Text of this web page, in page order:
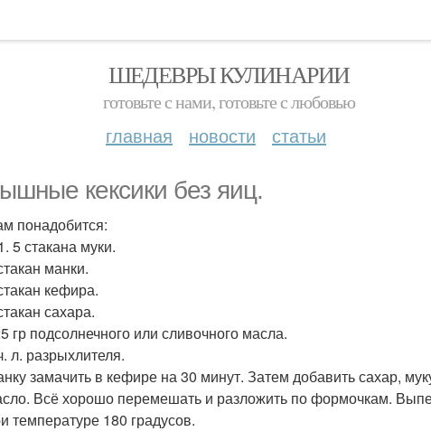
ШЕДЕВРЫ КУЛИНАРИИ
готовьте с нами, готовьте с любовью
главная новости статьи
кексики без яиц.
понадобится:
5 стакана муки.
манки.
кефира.
сахара.
гр подсолнечного или сливочного масла.
л. разрыхлителя.
замачить в кефире на 30 минут. Затем добавить сахар,
Всё хорошо перемешать и разложить по формочкам.
температуре 180 градусов.